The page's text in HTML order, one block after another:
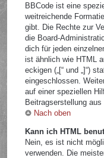
BBCode ist eine
weitreichende
gibt. Die Rechte zur
die Board-
dich für jeden
ist ähnlich wie HTML
eckigen („[“ und „]“)
eingeschlossen.
auf einer speziellen
Beitragserstellung aus
Nach oben
Kann ich HTML
Nein, es ist nicht
verwenden. Die